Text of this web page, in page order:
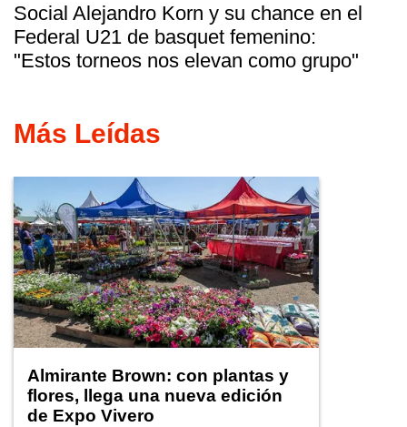
Social Alejandro Korn y su chance en el
Federal U21 de basquet femenino:
"Estos torneos nos elevan como grupo"
Más Leídas
Almirante Brown: con plantas y
flores, llega una nueva edición
de Expo Vivero